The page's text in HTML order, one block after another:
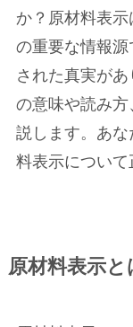
か？原材料表
の重要な情報
された真実が
の意味や読み
説します。あ
料表示について
原材料表示と